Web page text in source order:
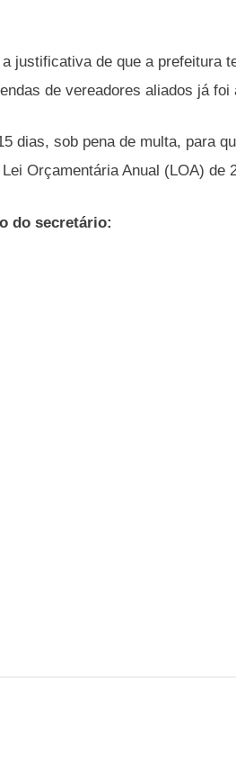
justificativa de que a prefeitura
de vereadores aliados já foi
dias, sob pena de multa, para
Orçamentária Anual (LOA) de
do secretário: